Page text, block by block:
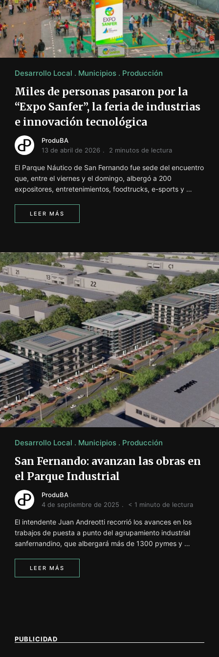
i
ó
n
INFORMACIÓN SOBRE LA PRODUCCIÓN EN LA
Desarrollo Local Municipios Producción
Miles de personas pasaron por la
“Expo Sanfer”, la feria de industrias
e innovación tecnológica
ProduBA
13 de abril de 2026
2 minutos de lectura
El Parque Náutico de San Fernando fue sede del encuentro
que, entre el viernes y el domingo, albergó a 200
expositores, entretenimientos, foodtrucks, e-sports y …
LEER MÁS
Desarrollo Local Municipios Producción
San Fernando: avanzan las obras en
el Parque Industrial
ProduBA
4 de septiembre de 2025
< 1 minuto de lectura
El intendente Juan Andreotti recorrió los avances en los
trabajos de puesta a punto del agrupamiento industrial
sanfernandino, que albergará más de 1300 pymes y …
LEER MÁS
PUBLICIDAD